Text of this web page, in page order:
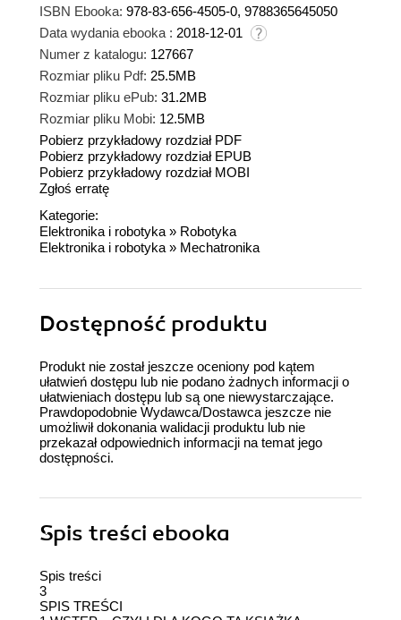
popularnych sklepach internetowych (patrz pkt 1.)
wyniosły ok.1350 (nie licząc kosztów wysyłki) - a
to już koszt firmowej (sprawdzonej, spasowanej,
eleganckiej, nie na trytytki) drukarki z akcesoriami.
Dalsze rozdziały to montaż, i oprogramowanie
które wygląda w miarę przystępnie. Koszt książki
oraz przedstawiona treść (elementy, brak
elastyczności różnorodności konstrukcji (musi
być ten konkretny element, mam na myśli ramę)
irytować. Brakuje przedstawiania ogólnych zasad
budowy co umożliwiłoby dostosowanie możliwości
zbudować drukarkę która pracuje w przestrzeni
150x150x500 (mm3) Nie polecam.
ISBN Ebooka: 978-83-656-4505-0, 9788365645050
Data wydania ebooka : 2018-12-01
Numer z katalogu: 127667
Rozmiar pliku Pdf: 25.5MB
Rozmiar pliku ePub: 31.2MB
Rozmiar pliku Mobi: 12.5MB
Pobierz przykładowy rozdział PDF
Pobierz przykładowy rozdział EPUB
Pobierz przykładowy rozdział MOBI
Zgłoś erratę
Kategorie:
Elektronika i robotyka » Robotyka
Elektronika i robotyka » Mechatronika
Dostępność produktu
Produkt nie został jeszcze oceniony pod kątem
ułatwień dostępu lub nie podano żadnych informacji o
ułatwieniach dostępu lub są one niewystarczające.
Prawdopodobnie Wydawca/Dostawca jeszcze nie
umożliwił dokonania walidacji produktu lub nie
przekazał odpowiednich informacji na temat jego
dostępności.
Spis treści ebooka
Spis treści
3
SPIS TREŚCI